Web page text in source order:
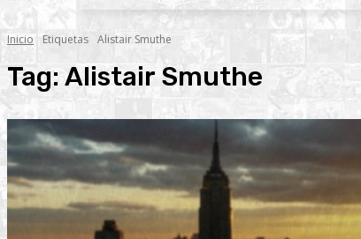
Inicio Etiquetas Alistair Smuthe
Tag:Alistair Smuthe